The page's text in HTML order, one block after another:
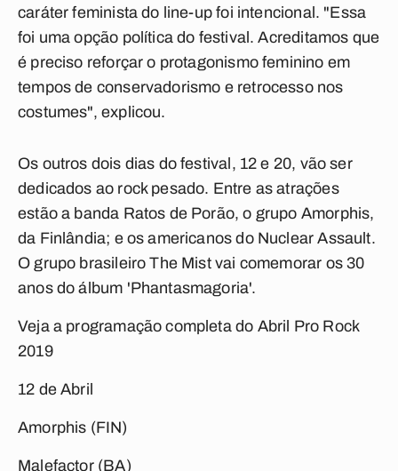
caráter feminista do line-up foi intencional. "Essa
foi uma opção política do festival. Acreditamos que
é preciso reforçar o protagonismo feminino em
tempos de conservadorismo e retrocesso nos
costumes", explicou.
Os outros dois dias do festival, 12 e 20, vão ser
dedicados ao rock pesado. Entre as atrações
estão a banda Ratos de Porão, o grupo Amorphis,
da Finlândia; e os americanos do Nuclear Assault.
O grupo brasileiro The Mist vai comemorar os 30
anos do álbum 'Phantasmagoria'.
Veja a programação completa do Abril Pro Rock
2019
12 de Abril
Amorphis (FIN)
Malefactor (BA)